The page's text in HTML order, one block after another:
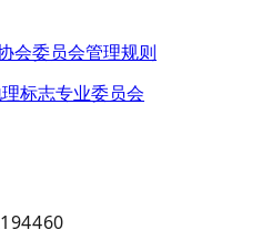
会委员会管理规则
标志专业委员会